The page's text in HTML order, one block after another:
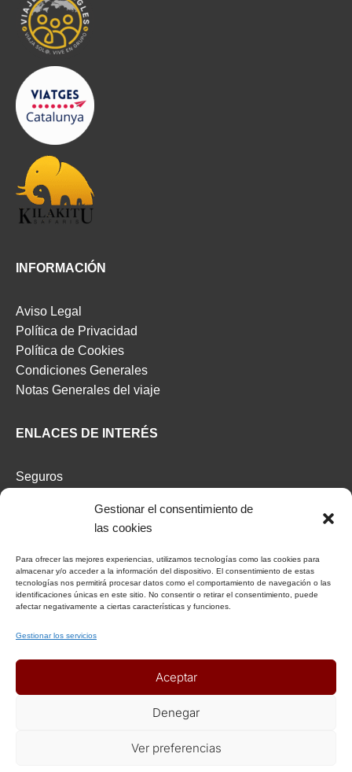
Gestionar el consentimiento de
las cookies
Para ofrecer las mejores experiencias, utilizamos tecnologías como las cookies para
almacenar y/o acceder a la información del dispositivo. El consentimiento de estas
tecnologías nos permitirá procesar datos como el comportamiento de navegación o las
identificaciones únicas en este sitio. No consentir o retirar el consentimiento, puede
afectar negativamente a ciertas características y funciones.
Gestionar los servicios
Aceptar
Denegar
Ver preferencias
INFORMACIÓN
Aviso Legal
Política de Privacidad
Política de Cookies
Condiciones Generales
Notas Generales del viaje
ENLACES DE INTERÉS
Seguros
Afiliat Agència Catalana de Turisme
Declaración responsable Viajeros Singles by Himba
Realización de viajes de cooperación internacional